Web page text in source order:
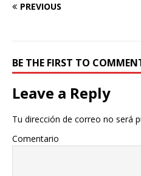
PREVIOUS
BE THE FIRST TO
Leave a Reply
Tu dirección de correo no será
Comentario